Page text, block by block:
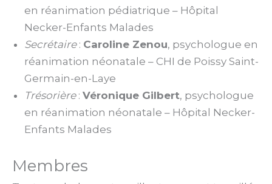
en réanimation pédiatrique – Hôpital
Necker-Enfants Malades
Secrétaire : Caroline Zenou, psychologue en
réanimation néonatale – CHI de Poissy Saint-
Germain-en-Laye
Trésorière : Véronique Gilbert, psychologue
en réanimation néonatale – Hôpital Necker-
Enfants Malades
Membres